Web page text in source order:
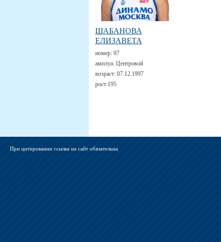
ШАБАНОВА
ЕЛИЗАВЕТА
номер: 97
амплуа: Центровой
возраст: 07.12.1997
рост:195
При цитировании ссылка на сайт обязательна